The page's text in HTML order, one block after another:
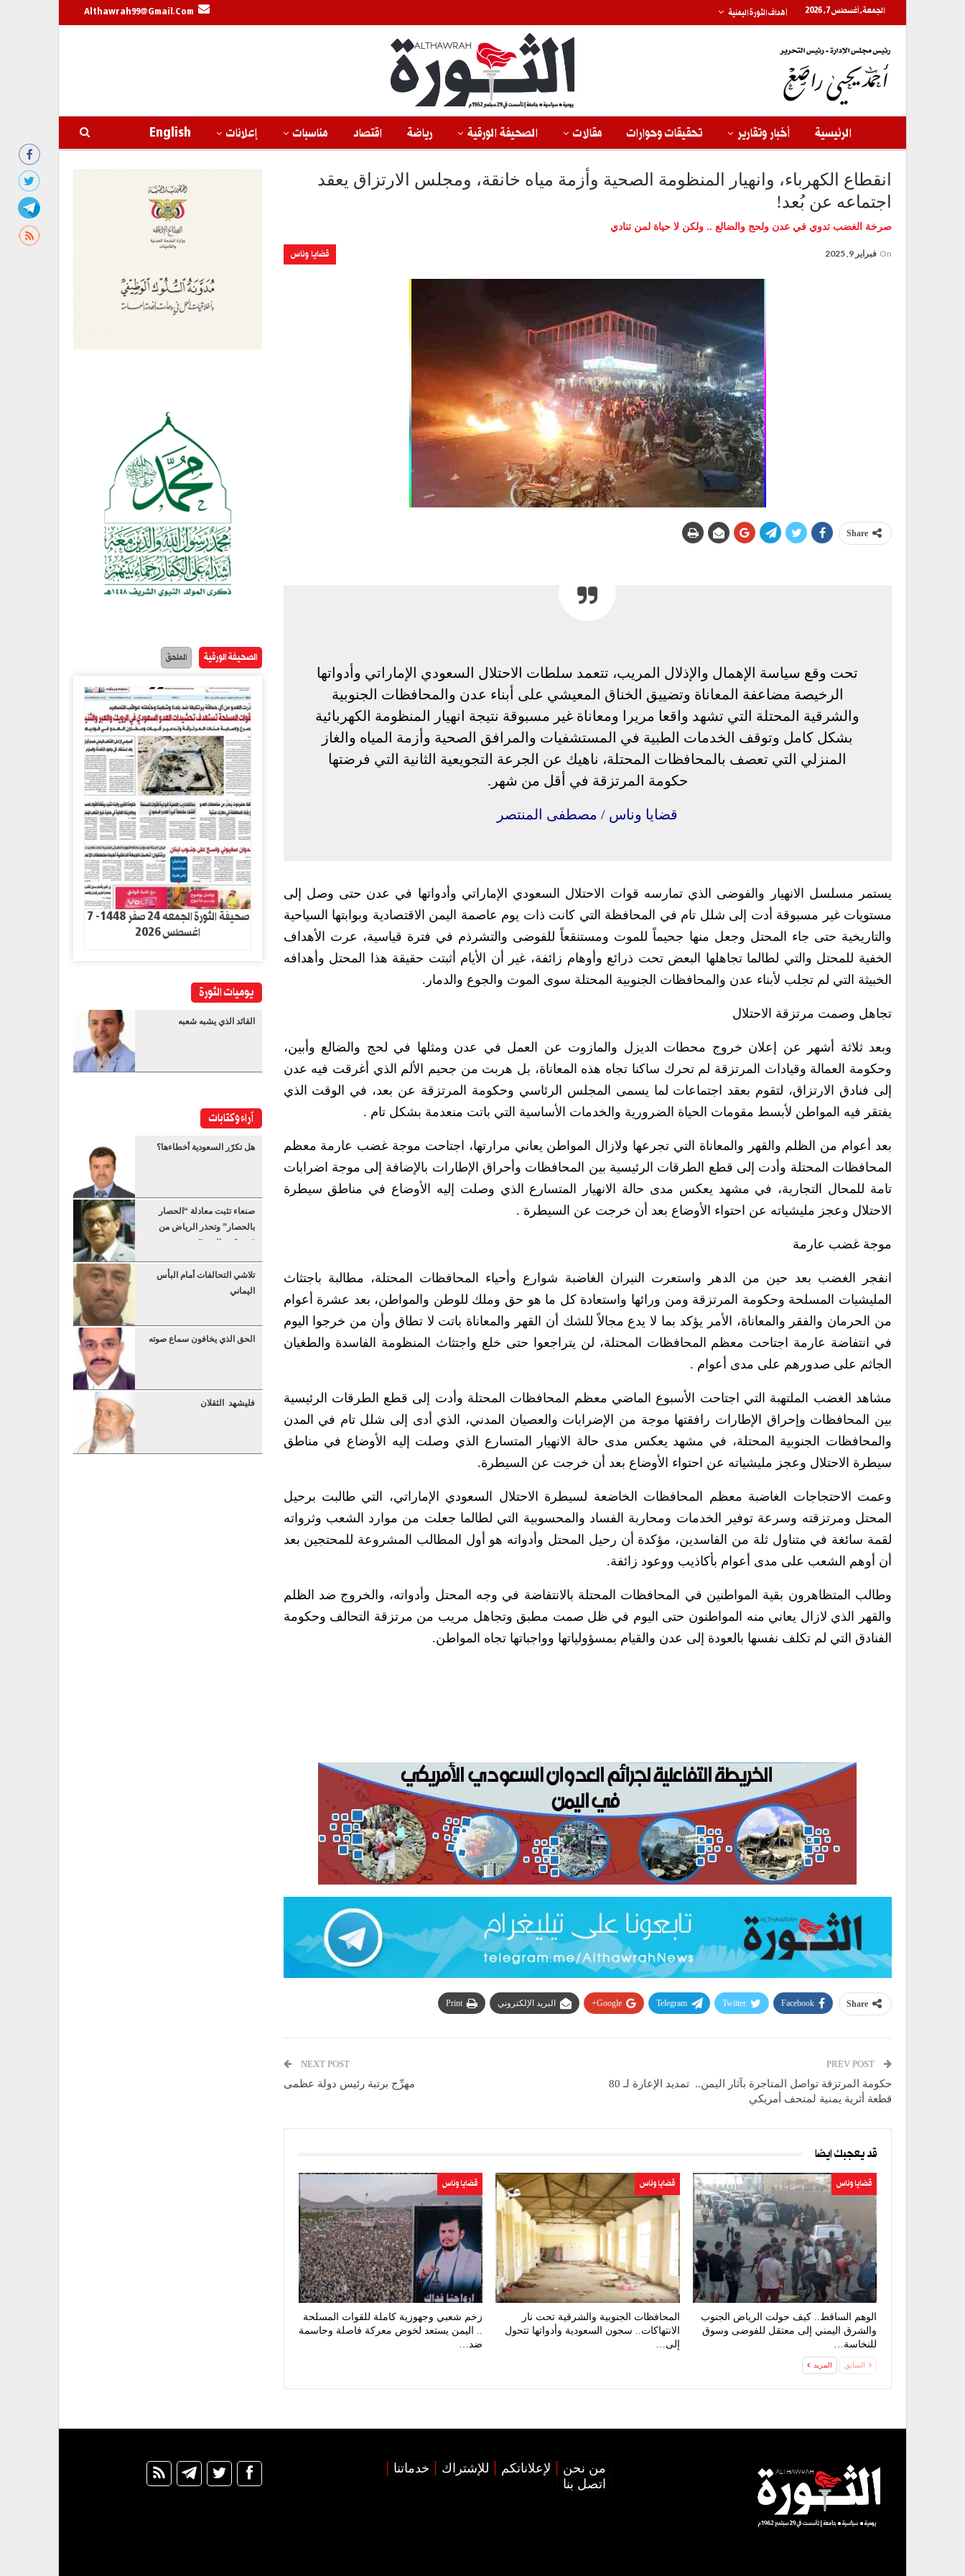
الجمعة, أغسطس 7, 2026 أهداف الثورة اليمنية Althawrah99@gmail.com
الرئيسية أخبار وتقارير تحقيقات وحوارات مقالات الصحيفة الورقية رياضة اقتصاد مناسبات إعلانات English
انقطاع الكهرباء، وانهيار المنظومة الصحية وأزمة مياه خانقة، ومجلس الارتزاق يعقد
اجتماعه عن بُعد!
صرخة الغضب تدوي في عدن ولحج والضالع .. ولكن لا حياة لمن تنادي
قضايا وناس On فبراير 9, 2025
Share
تحت وقع سياسة الإهمال والإذلال المريب، تتعمد سلطات الاحتلال السعودي الإماراتي وأدواتها
الرخيصة مضاعفة المعاناة وتضييق الخناق المعيشي على أبناء عدن والمحافظات الجنوبية
والشرقية المحتلة التي تشهد واقعا مريرا ومعاناة غير مسبوقة نتيجة انهيار المنظومة الكهربائية
بشكل كامل وتوقف الخدمات الطبية في المستشفيات والمرافق الصحية وأزمة المياه والغاز
المنزلي التي تعصف بالمحافظات المحتلة، ناهيك عن الجرعة التجويعية الثانية التي فرضتها
حكومة المرتزقة في أقل من شهر.
قضايا وناس / مصطفى المنتصر
يستمر مسلسل الانهيار والفوضى الذي تمارسه قوات الاحتلال السعودي الإماراتي وأدواتها في عدن حتى وصل إلى
مستويات غير مسبوقة أدت إلى شلل تام في المحافظة التي كانت ذات يوم عاصمة اليمن الاقتصادية وبوابتها السياحية
والتاريخية حتى جاء المحتل وجعل منها جحيماً للموت ومستنقعاً للفوضى والتشرذم في فترة قياسية، عرت الأهداف
الخفية للمحتل والتي لطالما تجاهلها البعض تحت ذرائع وأوهام زائفة، غير أن الأيام أثبتت حقيقة هذا المحتل وأهدافه
الخبيثة التي لم تجلب لأبناء عدن والمحافظات الجنوبية المحتلة سوى الموت والجوع والدمار.
تجاهل وصمت مرتزقة الاحتلال
وبعد ثلاثة أشهر عن إعلان خروج محطات الديزل والمازوت عن العمل في عدن ومثلها في لحج والضالع وأبين،
وحكومة العمالة وقيادات المرتزقة لم تحرك ساكنا تجاه هذه المعاناة، بل هربت من جحيم الألم الذي أغرقت فيه عدن
إلى فنادق الارتزاق، لتقوم بعقد اجتماعات لما يسمى المجلس الرئاسي وحكومة المرتزقة عن بعد، في الوقت الذي
يفتقر فيه المواطن لأبسط مقومات الحياة الضرورية والخدمات الأساسية التي باتت منعدمة بشكل تام .
بعد أعوام من الظلم والقهر والمعاناة التي تجرعها ولازال المواطن يعاني مرارتها، اجتاحت موجة غضب عارمة معظم
المحافظات المحتلة وأدت إلى قطع الطرقات الرئيسية بين المحافظات وأحراق الإطارات بالإضافة إلى موجة اضرابات
تامة للمحال التجارية، في مشهد يعكس مدى حالة الانهيار المتسارع الذي وصلت إليه الأوضاع في مناطق سيطرة
الاحتلال وعجز مليشياته عن احتواء الأوضاع بعد أن خرجت عن السيطرة .
موجة غضب عارمة
انفجر الغضب بعد حين من الدهر واستعرت النيران الغاضبة شوارع وأحياء المحافظات المحتلة، مطالبة باجتثاث
المليشيات المسلحة وحكومة المرتزقة ومن ورائها واستعادة كل ما هو حق وملك للوطن والمواطن، بعد عشرة أعوام
من الحرمان والفقر والمعاناة، الأمر يؤكد بما لا يدع مجالاً للشك أن القهر والمعاناة باتت لا تطاق وأن من خرجوا اليوم
في انتفاضة عارمة اجتاحت معظم المحافظات المحتلة، لن يتراجعوا حتى خلع واجتثاث المنظومة الفاسدة والطغيان
الجاثم على صدورهم على مدى أعوام .
مشاهد الغضب الملتهبة التي اجتاحت الأسبوع الماضي معظم المحافظات المحتلة وأدت إلى قطع الطرقات الرئيسية
بين المحافظات وإحراق الإطارات رافقتها موجة من الإضرابات والعصيان المدني، الذي أدى إلى شلل تام في المدن
والمحافظات الجنوبية المحتلة، في مشهد يعكس مدى حالة الانهيار المتسارع الذي وصلت إليه الأوضاع في مناطق
سيطرة الاحتلال وعجز مليشياته عن احتواء الأوضاع بعد أن خرجت عن السيطرة.
وعمت الاحتجاجات الغاضبة معظم المحافظات الخاضعة لسيطرة الاحتلال السعودي الإماراتي، التي طالبت برحيل
المحتل ومرتزقته وسرعة توفير الخدمات ومحاربة الفساد والمحسوبية التي لطالما جعلت من موارد الشعب وثرواته
لقمة سائغة في متناول ثلة من الفاسدين، مؤكدة أن رحيل المحتل وأدواته هو أول المطالب المشروعة للمحتجين بعد
أن أوهم الشعب على مدى أعوام بأكاذيب ووعود زائفة.
وطالب المتظاهرون بقية المواطنين في المحافظات المحتلة بالانتفاضة في وجه المحتل وأدواته، والخروج ضد الظلم
والقهر الذي لازال يعاني منه المواطنون حتى اليوم في ظل صمت مطبق وتجاهل مريب من مرتزقة التحالف وحكومة
الفنادق التي لم تكلف نفسها بالعودة إلى عدن والقيام بمسؤولياتها وواجباتها تجاه المواطن.
Share
Facebook
Twitter
Telegram
Google+ البريد الإلكتروني Print
حكومة المرتزقة تواصل المتاجرة بآثار اليمن.. تمديد الإعارة لـ 80
قطعة أثرية يمنية لمتحف أمريكي
NEXT POST
مهرِّج برتبة رئيس دولة عظمى
قد يعجبك ايضا
قضايا وناس
الوهم الساقط.. كيف حولت الرياض الجنوب
والشرق اليمني إلى معتقل للفوضى وسوق
للنخاسة…
قضايا وناس
المحافظات الجنوبية والشرقية تحت نار
الانتهاكات.. سجون السعودية وأدواتها تتحول
إلى…
قضايا وناس
زخم شعبي وجهوزية كاملة للقوات المسلحة
.. اليمن يستعد لخوض معركة فاصلة وحاسمة
ضد…
السابق المزيد
الصحيفة الورقية الملحق
صحيفة الثورة الجمعه 24 صفر 1448- 7
اغسطس 2026
يوميات الثورة
القائد الذي يشبه شعبه
آراء وكتابات
هل تكرّر السعودية أخطاءها؟
صنعاء تثبت معادلة “الحصار
بالحصار” وتحذر الرياض من
“عسكرة البحر”
تلاشي التحالفات أمام البأس
اليماني
الحق الذي يخافون سماع صوته
فليشهد الثقلان
من نحن لإعلاناتكم للإشتراك
خدماتنا
اتصل بنا